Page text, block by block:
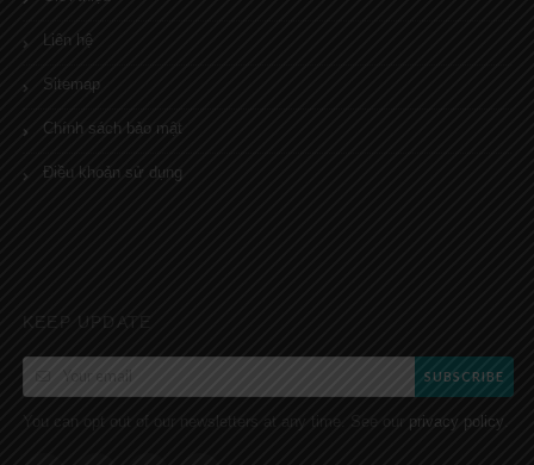
Liên hệ
Sitemap
Chính sách bảo mật
Điều khoản sử dụng
KEEP UPDATE
SUBSCRIBE
You can opt out of our newsletters at any time. See our privacy policy